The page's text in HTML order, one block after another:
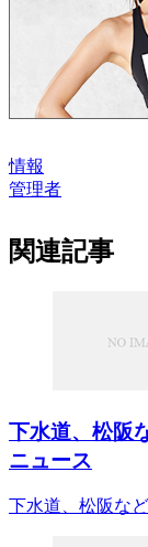
情報
管理者
関連記事
下水道、松阪
ニュース
下水道、松阪な